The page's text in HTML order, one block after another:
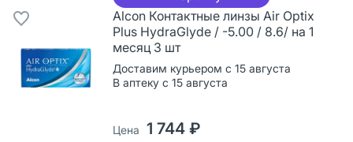
Alcon Контактные линзы Air Optix
Plus HydraGlyde / -5.00 / 8.6/ на 1
месяц 3 шт
Доставим курьером с 15 августа
В аптеку с 15 августа
Цена 1 744 ₽